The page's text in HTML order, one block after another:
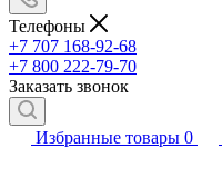
Телефоны
+7 707 168-92-68
+7 800 222-79-70
Заказать звонок
Избранные товары 0